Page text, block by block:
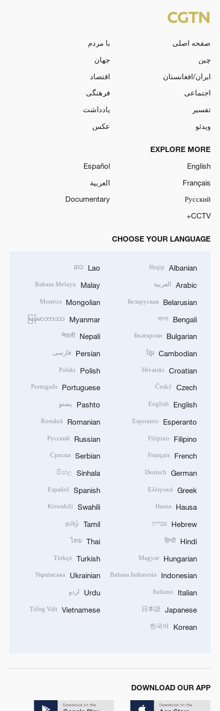
صفحه اصلی
با مردم
چین
جهان
ایران/افغانستان
اقتصاد
اجتماعی
فرهنگی
تفسیر
یادداشت
ویدئو
عکس
EXPLORE MORE
English
Español
Français
العربية
Русский
Documentary
CCTV+
CHOOSE YOUR LANGUAGE
Albanian
Shqip
Arabic العربية
Belarusian
Беларуская
Bengali
বাংলা
Bulgarian
Български
Cambodian
ខ្មែរ
Croatian
Hrvatski
Czech
Český
English
English
Esperanto
Esperanto
Filipino
Filipino
French
Français
German
Deutsch
Greek
Ελληνικά
Hausa
Hausa
Hebrew עברית
Hindi
हिन्दी
Hungarian
Magyar
Indonesian
Bahasa Indonesia
Italian
Italiano
Japanese
日本語
Korean
한국어
Lao
ລາວ
Malay
Bahasa Melayu
Mongolian
Монгол
Myanmar
မြန်မာဘာသာ
Nepali
नेपाली
Persian فارسی
Polish
Polski
Portuguese
Português
Pashto پښتو
Romanian
Română
Russian
Русский
Serbian
Српски
Sinhala
සිංහල
Spanish
Español
Swahili
Kiswahili
Tamil
தமிழ்
Thai
ไทย
Turkish
Türkçe
Ukrainian
Українська
Urdu اردو
Vietnamese
Tiếng Việt
DOWNLOAD OUR APP